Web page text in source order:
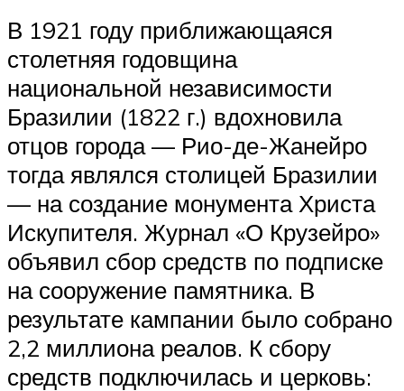
В 1921 году приближающаяся
столетняя годовщина
национальной независимости
Бразилии (1822 г.) вдохновила
отцов города — Рио-де-Жанейро
тогда являлся столицей Бразилии
— на создание монумента Христа
Искупителя. Журнал «О Крузейро»
объявил сбор средств по подписке
на сооружение памятника. В
результате кампании было собрано
2,2 миллиона реалов. К сбору
средств подключилась и церковь: